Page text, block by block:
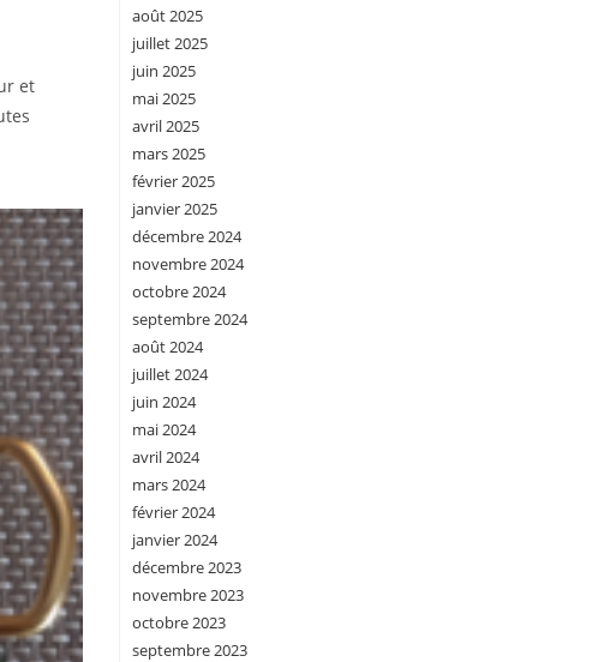
et
août 2025
juillet 2025
juin 2025
mai 2025
avril 2025
mars 2025
février 2025
janvier 2025
décembre 2024
novembre 2024
octobre 2024
septembre 2024
août 2024
juillet 2024
juin 2024
mai 2024
avril 2024
mars 2024
février 2024
janvier 2024
décembre 2023
novembre 2023
octobre 2023
septembre 2023